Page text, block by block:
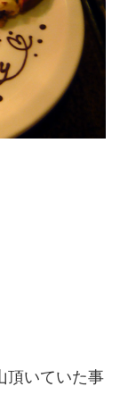
頂いていた事